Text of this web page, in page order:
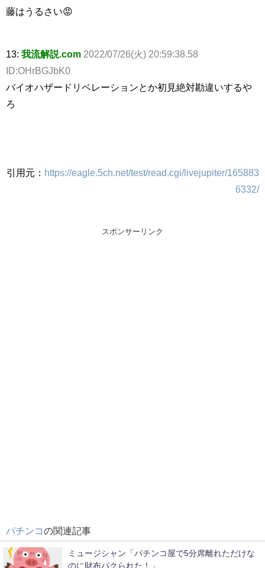
藤はうるさい😡
13: 我流解説.com 2022/07/26(火) 20:59:38.58
ID:OHrBGJbK0
バイオハザードリベレーションとか初見絶対勘違いするや
ろ
引用元： https://eagle.5ch.net/test/read.cgi/livejupiter/165883
6332/
スポンサーリンク
パチンコの関連記事
ミュージシャン「パチンコ屋で5分席離れただけな
のに財布パクられた！」